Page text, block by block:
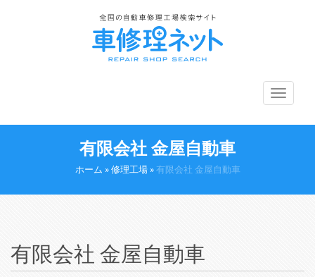
メ
ニ
ュ
え
有限会社 金屋自動車
ホーム » 修理工場» 有限会社 金屋自動車
有限会社 金屋自動車